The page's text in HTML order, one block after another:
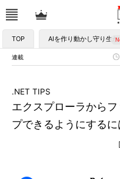
TOP AIを作り動かし守り生
連載
エクスプローラから
プできるようにするに
.NET TIPS
[